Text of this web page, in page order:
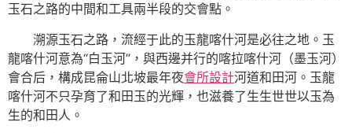
玉石之路的中間和工具兩半段的交會點。
溯源玉石之路，流經于此的玉龍喀什河是必往之地。玉
龍喀什河意為“白玉河”，與西邊并行的喀拉喀什河（墨玉河）
會合后，構成昆侖山北坡最年夜會所設計河道和田河。玉龍
喀什河不只孕育了和田玉的光輝，也滋養了生生世世以玉為
生的和田人。